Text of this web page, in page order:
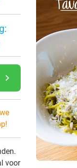
navigate_next
voor